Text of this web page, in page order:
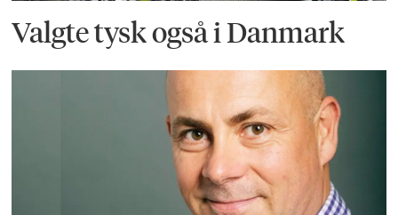
Valgte tysk også i Danmark